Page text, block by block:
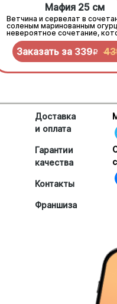
Мафия 25 см
Ветчина и сервелат в
соленым маринованным
невероятное сочетание,
нужно попробовать!
Заказать за 339R
Доставка
и оплата
Гарантии
качества
Контакты
Франшиза